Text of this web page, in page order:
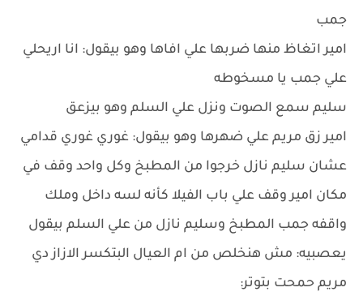
جمب
امير اتغاظ منها ضربها علي افاها وهو بيقول: انا اريحلي
علي جمب يا مسخوطه
سليم سمع الصوت ونزل علي السلم وهو بيزعق
امير زق مريم علي ضهرها وهو بيقول: غوري غوري قدامي
عشان سليم نازل خرجوا من المطبخ وكل واحد وقف في
مكان امير وقف علي باب الفيلا كأنه لسه داخل وملك
واقفه جمب المطبخ وسليم نازل من علي السلم بيقول
يعصبيه: مش هنخلص من ام العيال البتكسر الازاز دي
مريم حمحت بتوتر: